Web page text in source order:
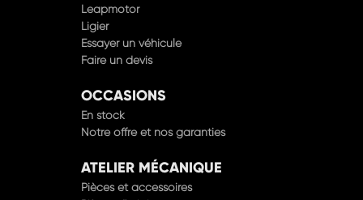
Ligier
Essayer un véhicule
Faire un devis
En stock
Notre offre et nos garanties
Pièces et accessoires
Pièces d'origine